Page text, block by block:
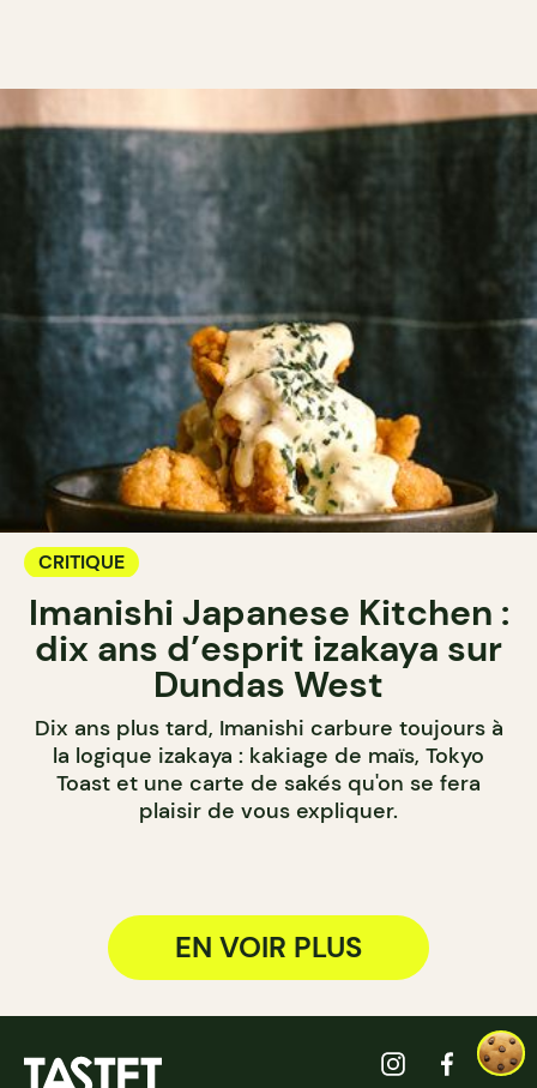
CRITIQUE
Imanishi Japanese Kitchen :
dix ans d’esprit izakaya sur
Dundas West
Dix ans plus tard, Imanishi carbure toujours à
la logique izakaya : kakiage de maïs, Tokyo
Toast et une carte de sakés qu'on se fera
plaisir de vous expliquer.
EN VOIR PLUS